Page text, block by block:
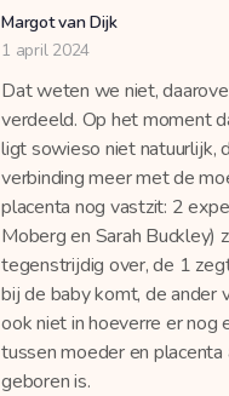
Margot van Dijk
1 april 2024
Dat weten we niet,
verdeeld. Op het moment
ligt sowieso niet natuurlijk,
verbinding meer met de
placenta nog vastzit: 2
Moberg en Sarah Buckley)
tegenstrijdig over, de 1
bij de baby komt, de ander
ook niet in hoeverre er nog
tussen moeder en placenta
geboren is.